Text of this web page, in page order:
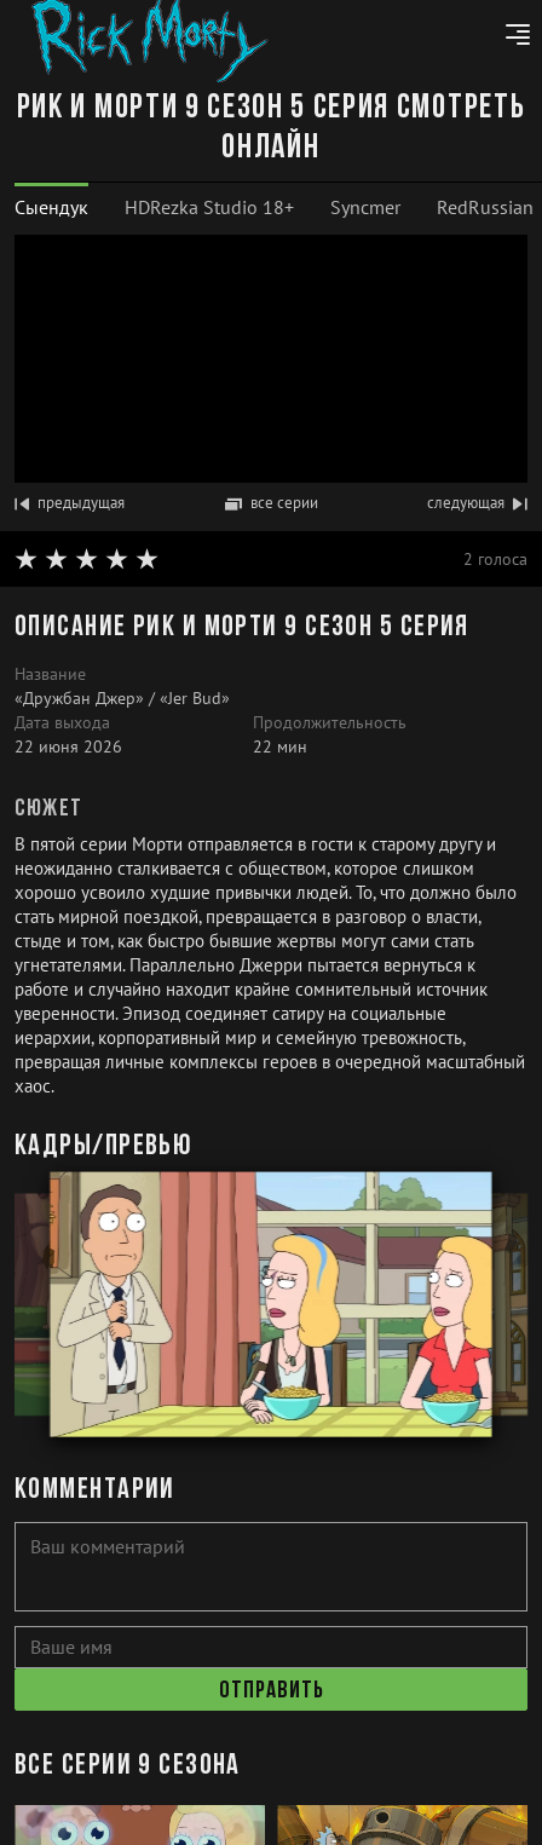
Рик и Морти 9 сезон 5 серия смотреть
онлайн
Сыендук HDRezka Studio 18+ Syncmer RedRussian
предыдущая все серии следующая
2 голоса
Описание Рик и Морти 9 сезон 5 серия
Название
«Дружбан Джер» / «Jer Bud»
Дата выхода
22 июня 2026
Продолжительность
22 мин
Сюжет
В пятой серии Морти отправляется в гости к старому другу и
неожиданно сталкивается с обществом, которое слишком
хорошо усвоило худшие привычки людей. То, что должно было
стать мирной поездкой, превращается в разговор о власти,
стыде и том, как быстро бывшие жертвы могут сами стать
угнетателями. Параллельно Джерри пытается вернуться к
работе и случайно находит крайне сомнительный источник
уверенности. Эпизод соединяет сатиру на социальные
иерархии, корпоративный мир и семейную тревожность,
превращая личные комплексы героев в очередной масштабный
хаос.
Кадры/превью
Комментарии
Отправить
Все серии 9 сезона